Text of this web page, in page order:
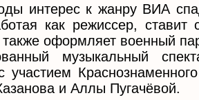
интерес к жанру ВИА
как режиссер,
оформляет военный
музыкальный
участием
и Аллы Пугачёвой.